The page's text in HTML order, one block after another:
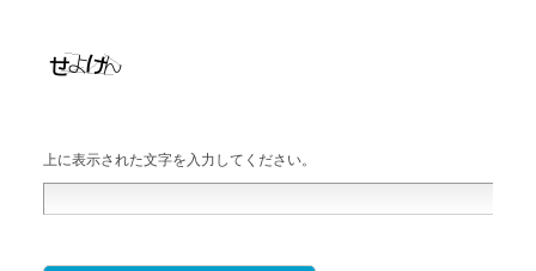
上に表示された文字を入力してください。